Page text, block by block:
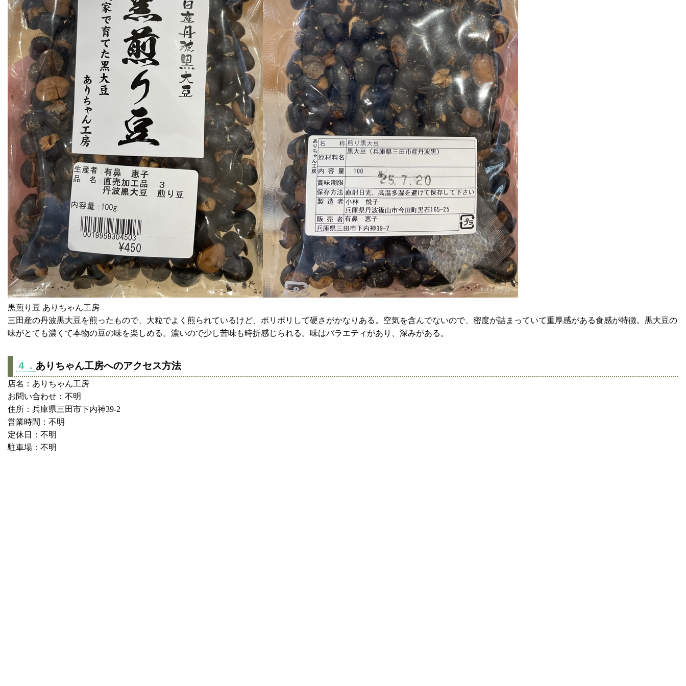
黒煎り豆 ありちゃん工房
三田産の丹波黒大豆を煎ったもので、大粒でよく煎られているけど、ポリポリして硬さがかなりある。空気を含んでないので、密度が詰まっていて重厚感がある食感が特徴。黒大豆の
味がとても濃くて本物の豆の味を楽しめる。濃いので少し苦味も時折感じられる。味はバラエティがあり、深みがある。
４． ありちゃん工房へのアクセス方法
店名：ありちゃん工房
お問い合わせ：不明
住所：兵庫県三田市下内神39-2
営業時間：不明
定休日：不明
駐車場：不明